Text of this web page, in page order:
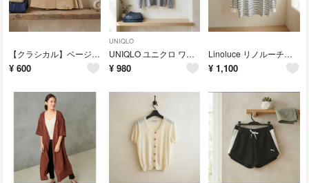
【クラシカル】ベージュ 巻きミニスカート サイドベルト付き ひざ丈スカート
¥ 600
UNIQLO
UNIQLO ユニクロ ワッフルクルーネックT（長袖） グレー Sサイズ
¥ 980
Linoluce リノルーチェ ボーダー 長袖カットソー ロンT Lサイズ
¥ 1,100